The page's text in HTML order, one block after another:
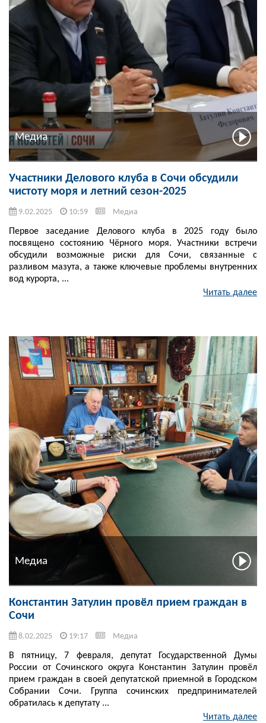
Медиа
Участники Делового клуба в Сочи обсудили
чистоту моря и летний сезон-2025
9.02.2025 10:59 Медиа
Первое заседание Делового клуба в 2025 году было
посвящено состоянию Чёрного моря. Участники встречи
обсудили возможные риски для Сочи, связанные с
разливом мазута, а также ключевые проблемы внутренних
вод курорта, ...
Читать далее
Медиа
Константин Затулин провёл прием граждан в
Сочи
8.02.2025 19:17 Медиа
В пятницу, 7 февраля, депутат Государственной Думы
России от Сочинского округа Константин Затулин провёл
прием граждан в своей депутатской приемной в Городском
Собрании Сочи. Группа сочинских предпринимателей
обратилась к депутату ...
Читать далее